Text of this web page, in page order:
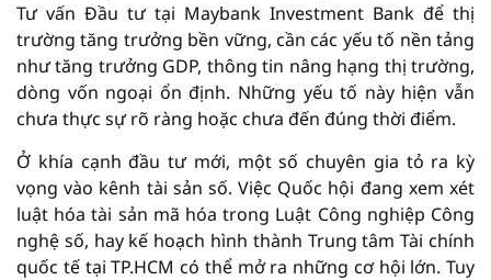
Tư vấn Đầu tư tại Maybank Investment Bank để thị
trường tăng trưởng bền vững, cần các yếu tố nền tảng
như tăng trưởng GDP, thông tin nâng hạng thị trường,
dòng vốn ngoại ổn định. Những yếu tố này hiện vẫn
chưa thực sự rõ ràng hoặc chưa đến đúng thời điểm.
Ở khía cạnh đầu tư mới, một số chuyên gia tỏ ra kỳ
vọng vào kênh tài sản số. Việc Quốc hội đang xem xét
luật hóa tài sản mã hóa trong Luật Công nghiệp Công
nghệ số, hay kế hoạch hình thành Trung tâm Tài chính
quốc tế tại TP.HCM có thể mở ra những cơ hội lớn. Tuy